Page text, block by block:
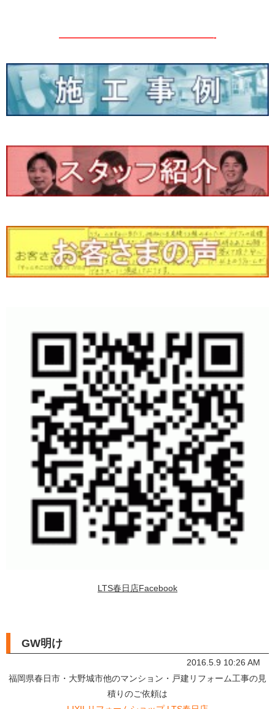
——————————————————-
LTS春日店Facebook
GW明け
2016.5.9 10:26 AM
福岡県春日市・大野城市他のマンション・戸建リフォーム工事の見
積りのご依頼は